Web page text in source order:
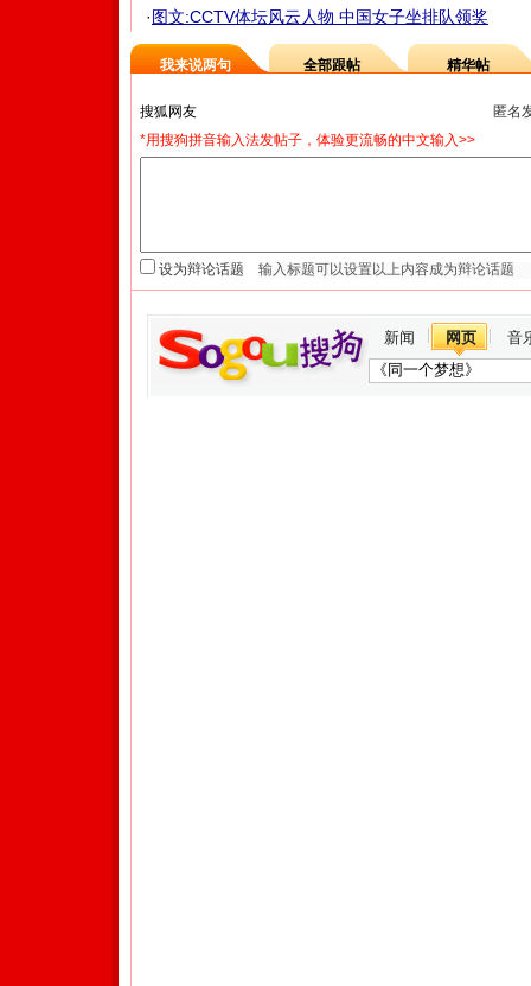
·图文:CCTV体坛风云人物 中国女子坐排队领奖
我来说两句 全部跟帖 精华帖
匿名
*用搜狗拼音输入法发帖子，体验更流畅的中文输入>>
设为辩论话题
新闻 网页 音